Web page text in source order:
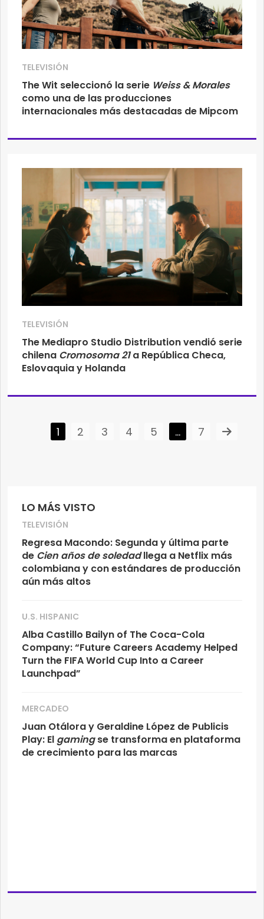
LO MÁS VISTO
TELEVISIÓN
Regresa Macondo: Segunda y última parte
de Cien años de soledadllega a Netflix más
colombiana y con estándares de producción
aún más altos
U.S. HISPANIC
Alba Castillo Bailyn of The Coca-Cola
Company: “Future Careers Academy Helped
Turn the FIFA World Cup Into a Career
Launchpad”
MERCADEO
Juan Otálora y Geraldine López de Publicis
Play: El gamingse transforma en plataforma
de crecimiento para las marcas
TELEVISIÓN
The Wit seleccionó la serie Weiss & Morales
como una de las producciones
internacionales más destacadas de Mipcom
TELEVISIÓN
The Mediapro Studio Distribution vendió serie
chilena Cromosoma 21a República Checa,
Eslovaquia y Holanda
1 2 3 4 5 … 7